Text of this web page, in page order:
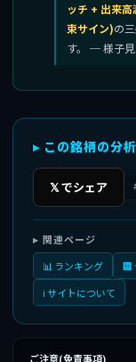
ッチ + 出来
束サイン)の
す。 ─ 様子見
▸ この銘柄の分
𝕏 でシェア
▸ 関連ページ
📊 ランキング
🏢
ℹ️ サイトについて
ご注意(免責事項)